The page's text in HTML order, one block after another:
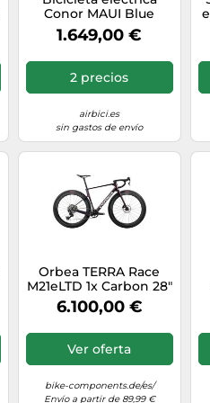
Conor MAUI Blue
1.649,00 €
2 precios
airbici.es
sin gastos de envío
Orbea TERRA Race
M21eLTD 1x Carbon 28"
Gravel bike negro XL
6.100,00 €
Ver oferta
bike-components.de/es/
Envío a partir de 89,99 €